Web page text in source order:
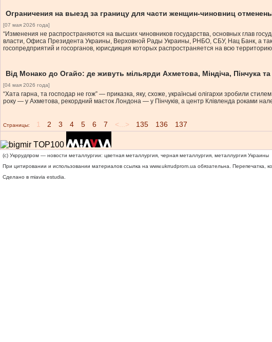
Ограничения на выезд за границу для части женщин-чиновниц
[07 мая 2026 года]
“Изменения не распространяются на высших чиновников государства, основных глав
власти, Офиса Президента Украины, Верховной Рады Украины, РНБО, СБУ, Нац Банк, а
госопредприятий и госорганов, юрисдикция которых распространяется на всю
Від Монако до Огайо: де живуть мільярди Ахметова, Міндіча, Пінчука та
[04 мая 2026 года]
“Хата гарна, та господар не гож” — приказка, яку, схоже, українські олігархи зробили
року — у Ахметова, рекордний маєток Лондона — у Пінчуків, а центр Клівленда роками
Страницы: 1 2 3 4 5 6 7 <...> 135 136 137
(c) Укррудпром — новости металлургии: цветная металлургия, черная металлургия, металлургия Украины
При цитировании и использовании материалов ссылка на www.ukrrudprom.ua обязательна. Перепечатка,
Сделано в miavia estudia.